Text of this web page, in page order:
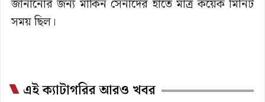
জানানোর জন্য মার্কিন সেনাদের হাতে মাত্র কয়েক মিনিট
সময় ছিল।
এই ক্যাটাগরির আরও খবর